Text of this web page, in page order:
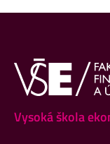
Vysoká škola